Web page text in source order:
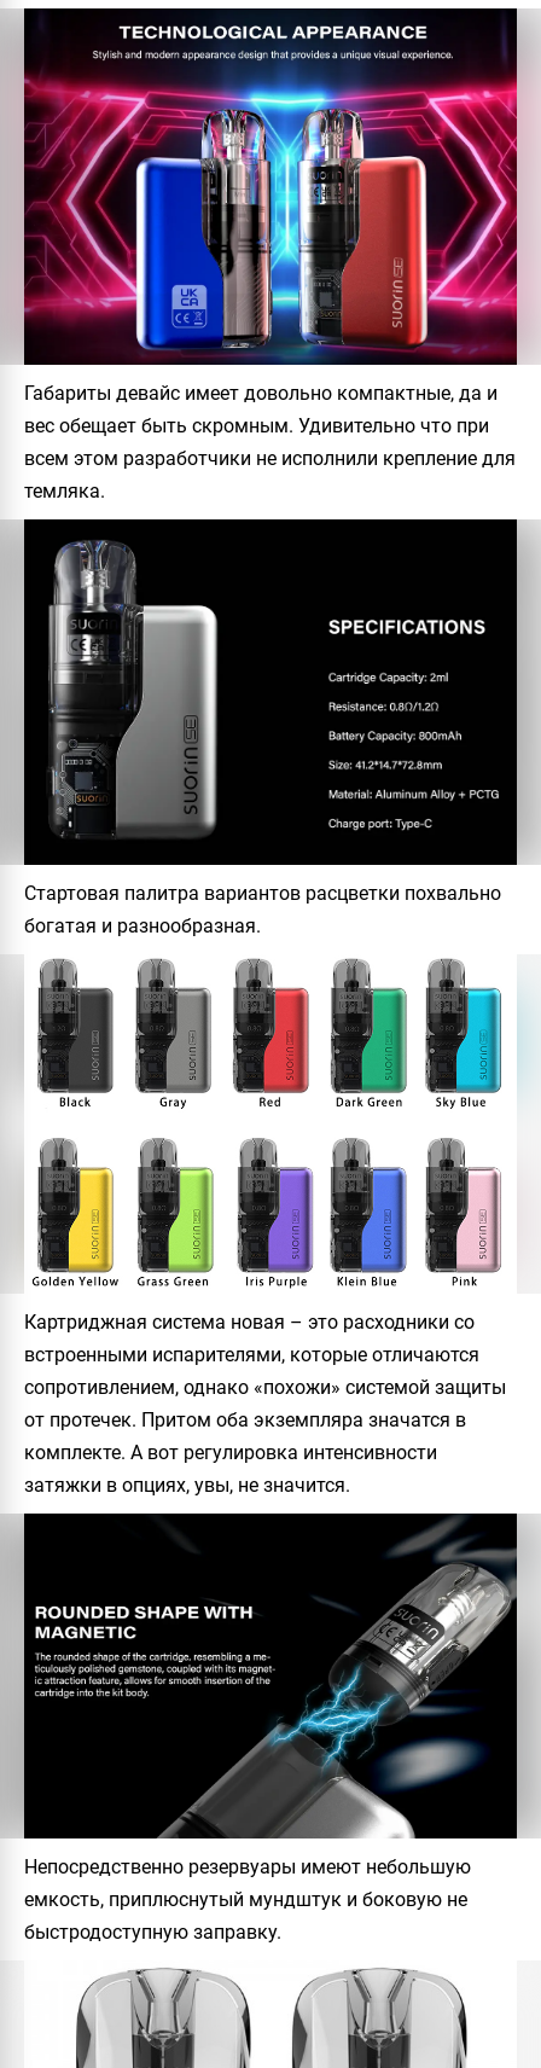
Габариты девайс имеет довольно компактные, да и
вес обещает быть скромным. Удивительно что при
всем этом разработчики не исполнили крепление для
темляка.
Стартовая палитра вариантов расцветки похвально
богатая и разнообразная.
Картриджная система новая – это расходники со
встроенными испарителями, которые отличаются
сопротивлением, однако «похожи» системой защиты
от протечек. Притом оба экземпляра значатся в
комплекте. А вот регулировка интенсивности
затяжки в опциях, увы, не значится.
Непосредственно резервуары имеют небольшую
емкость, приплюснутый мундштук и боковую не
быстродоступную заправку.